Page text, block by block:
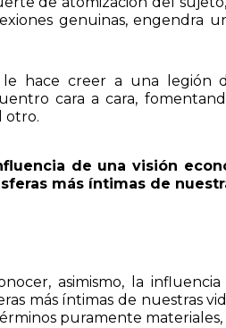
genuinas, engendra
hace creer a una legión
cara a cara,
otro.
de una visión
más íntimas de
asimismo, la
más íntimas de nuestras
puramente